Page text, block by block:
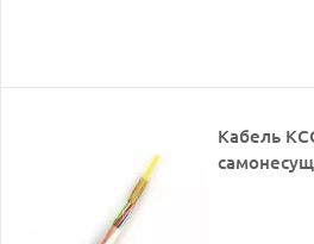
Кабель